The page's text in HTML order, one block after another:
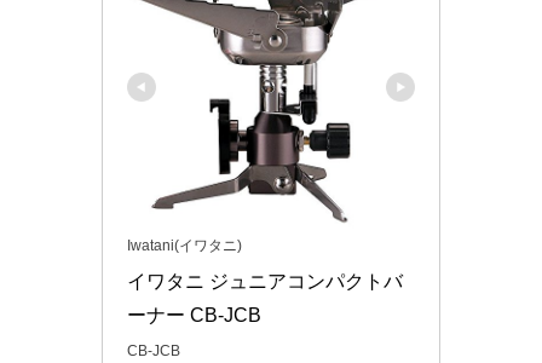
Iwatani(イワタニ)
イワタニ ジュニアコンパクトバ
ーナー CB-JCB
CB-JCB